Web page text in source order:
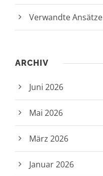
Verwandte Ansätze
ARCHIV
Juni 2026
Mai 2026
März 2026
Januar 2026